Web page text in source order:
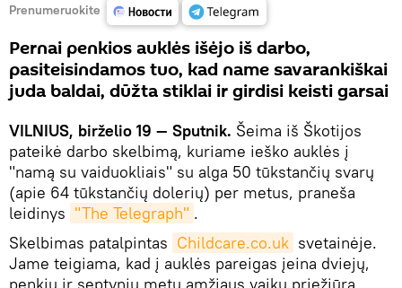
Prenumeruokite
Pernai penkios auklės išėjo iš darbo,
pasiteisindamos tuo, kad name savarankiškai
juda baldai, dūžta stiklai ir girdisi keisti garsai
VILNIUS, birželio 19 — Sputnik. Šeima iš Škotijos
pateikė darbo skelbimą, kuriame ieško auklės į
"namą su vaiduokliais" su alga 50 tūkstančių svarų
(apie 64 tūkstančių dolerių) per metus, praneša
leidinys "The Telegraph" .
Skelbimas patalpintas Childcare.co.uk svetainėje.
Jame teigiama, kad į auklės pareigas įeina dviejų,